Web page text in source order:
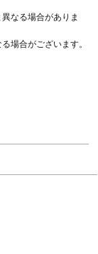
なる場合がありま
場合がございます。